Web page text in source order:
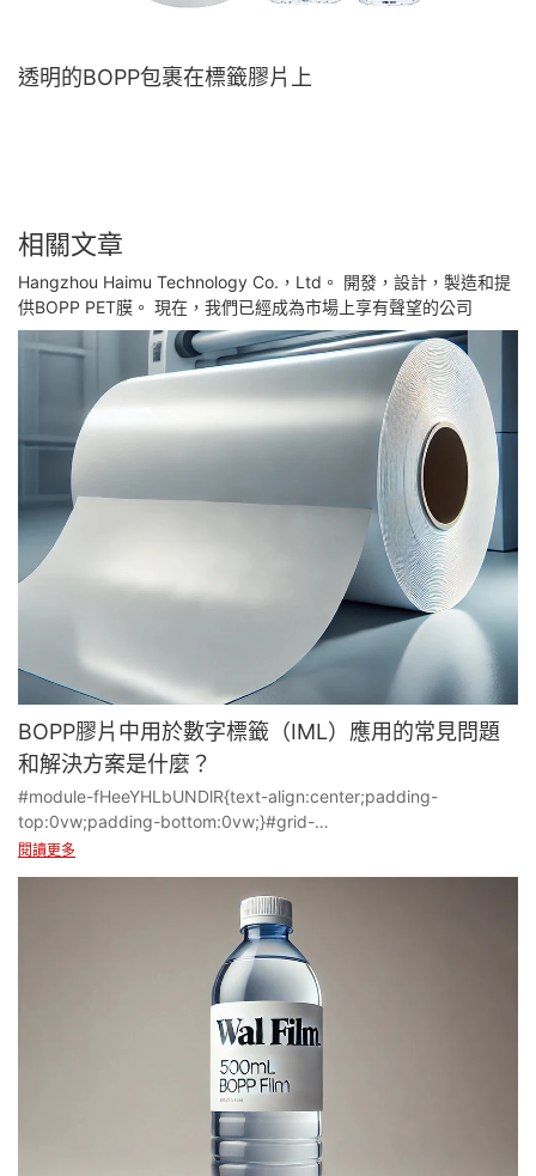
透明的BOPP包裹在標籤膠片上
相關文章
Hangzhou Haimu Technology Co.，Ltd。 開發，設計，製造和提
供BOPP PET膜。 現在，我們已經成為市場上享有聲望的公司
BOPP膠片中用於數字標籤（IML）應用的常見問題
和解決方案是什麼？
#module-fHeeYHLbUNDlR{text-align:center;padding-
top:0vw;padding-bottom:0vw;}#grid-
BomEwLwMkEgRWLe{padding-right:0px;padding-
58Yb7VpIwDw96xE [ce-data-type="text"]{text-align:left;}
當使用BOPP（雙軸定向的聚丙烯）用於注射成型的偽造標籤
（IML）時，在印刷，加工和成型過程中可能會出現一些挑戰 以下
是常見問題和相應解決方案的詳細分解。
閱讀更多